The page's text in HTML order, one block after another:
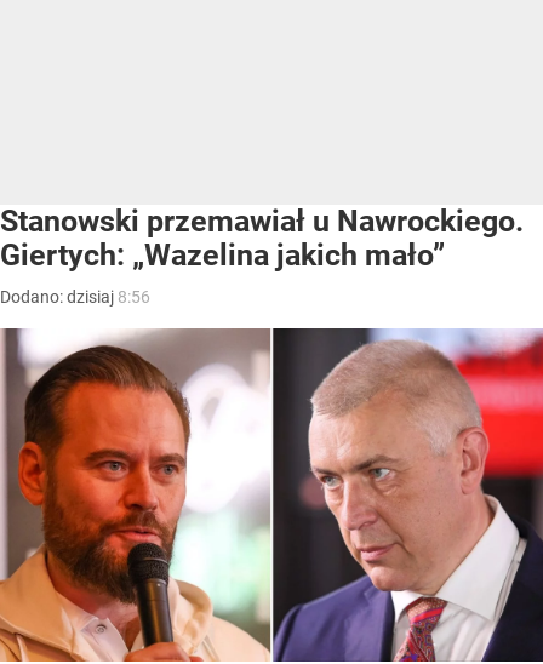
Stanowski przemawiał u Nawrockiego.
Giertych: „Wazelina jakich mało”
Dodano:dzisiaj 8:56